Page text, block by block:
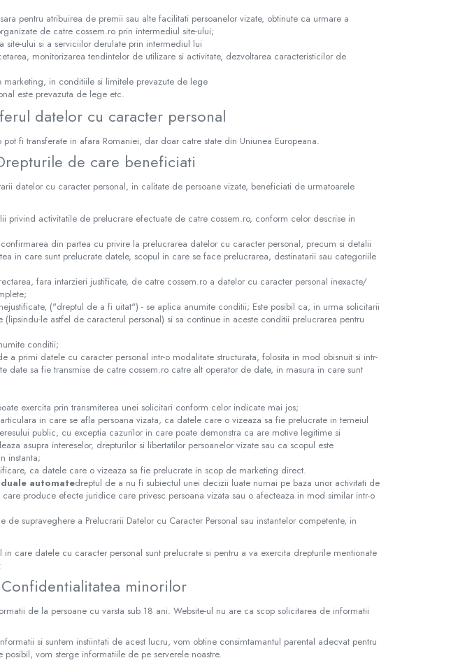
pentru atribuirea de premii sau alte facilitati persoanelor vizate, obtinute ca urmare a
de catre cossem.ro prin intermediul site-ului;
site-ului si a serviciilor derulate prin intermediul lui
monitorizarea tendintelor de utilizare si activitate, dezvoltarea caracteristicilor de
in conditiile si limitele prevazute de lege
este prevazuta de lege etc.
datelor cu caracter personal
fi transferate in afara Romaniei, dar doar catre state din Uniunea Europeana.
de care beneficiati
datelor cu caracter personal, in calitate de persoane vizate, beneficiati de urmatoarele
privind activitatile de prelucrare efectuate de catre cossem.ro, conform celor descrise in
din partea cu privire la prelucrarea datelor cu caracter personal, precum si detalii
in care sunt prelucrate datele, scopul in care se face prelucrarea, destinatarii sau categoriile
fara intarzieri justificate, de catre cossem.ro a datelor cu caracter personal inexacte/
("dreptul de a fi uitat") - se aplica anumite conditii; Este posibil ca, in urma solicitarii
le astfel de caracterul personal) si sa continue in aceste conditii prelucrarea pentru
conditii;
a primi datele cu caracter personal intr-o modalitate structurata, folosita in mod obisnuit si intr-
date sa fie transmise de catre cossem.ro catre alt operator de date, in masura in care sunt
exercita prin transmiterea unei solicitari conform celor indicate mai jos;
in care se afla persoana vizata, ca datele care o vizeaza sa fie prelucrate in temeiul
public, cu exceptia cazurilor in care poate demonstra ca are motive legitime si
asupra intereselor, drepturilor si libertatilor persoanelor vizate sau ca scopul este
instanta;
ca datele care o vizeaza sa fie prelucrate in scop de marketing direct.
automatedreptul de a nu fi subiectul unei decizii luate numai pe baza unor activitati de
produce efecte juridice care privesc persoana vizata sau o afecteaza in mod similar intr-o
de supraveghere a Prelucrarii Datelor cu Caracter Personal sau instantelor competente, in
care datele cu caracter personal sunt prelucrate si pentru a va exercita drepturile mentionate
minorilor
de la persoane cu varsta sub 18 ani. Website-ul nu are ca scop solicitarea de informatii
si suntem instiintati de acest lucru, vom obtine consimtamantul parental adecvat pentru
vom sterge informatiile de pe serverele noastre.